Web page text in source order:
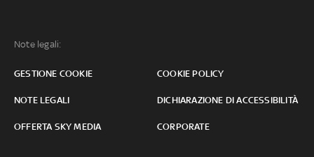
Note legali:
GESTIONE COOKIE COOKIE POLICY
NOTE LEGALI DICHIARAZIONE DI ACCESSIBILITÀ
OFFERTA SKY MEDIA CORPORATE